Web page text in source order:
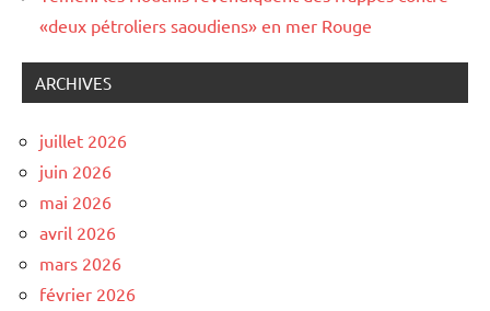
«deux pétroliers saoudiens» en mer Rouge
ARCHIVES
juillet 2026
juin 2026
mai 2026
avril 2026
mars 2026
février 2026